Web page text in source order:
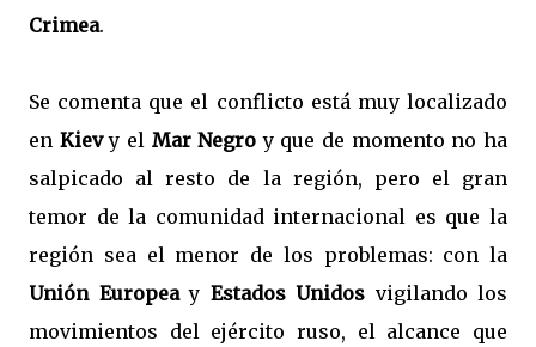
Crimea.
Se comenta que el conflicto está muy localizado
en Kievy el Mar Negro y que de momento no ha
salpicado al resto de la región, pero el gran
temor de la comunidad internacional es que la
región sea el menor de los problemas: con la
Unión Europeay Estados Unidos vigilando los
movimientos del ejército ruso, el alcance que